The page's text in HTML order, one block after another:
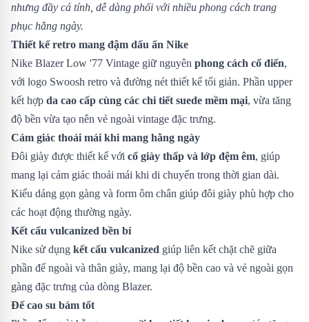
nhưng đầy cá tính, dễ dàng phối với nhiều phong cách trang
phục hằng ngày.
Thiết kế retro mang đậm dấu ấn Nike
Nike Blazer Low '77 Vintage giữ nguyên phong cách cổ điển,
với logo Swoosh retro và đường nét thiết kế tối giản. Phần upper
kết hợp da cao cấp cùng các chi tiết suede mềm mại, vừa tăng
độ bền vừa tạo nên vẻ ngoài vintage đặc trưng.
Cảm giác thoải mái khi mang hằng ngày
Đôi giày được thiết kế với cổ giày thấp và lớp đệm êm, giúp
mang lại cảm giác thoải mái khi di chuyển trong thời gian dài.
Kiểu dáng gọn gàng và form ôm chân giúp đôi giày phù hợp cho
các hoạt động thường ngày.
Kết cấu vulcanized bền bỉ
Nike sử dụng kết cấu vulcanized giúp liên kết chặt chẽ giữa
phần đế ngoài và thân giày, mang lại độ bền cao và vẻ ngoài gọn
gàng đặc trưng của dòng Blazer.
Đế cao su bám tốt